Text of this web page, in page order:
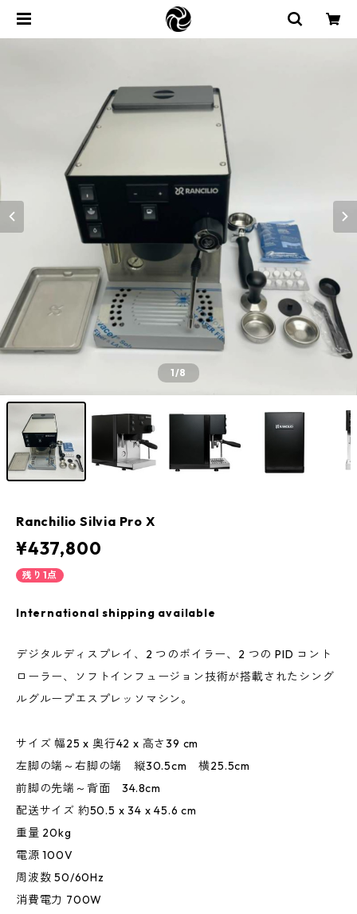
1/8
Ranchilio Silvia Pro X
¥437,800
残り1点
International shipping available
デジタルディスプレイ、2 つのボイラー、2 つの PID コント
ローラー、ソフトインフュージョン技術が搭載されたシング
ルグループエスプレッソマシン。
サイズ 幅25 x 奥行42 x 高さ39 cm
左脚の端～右脚の端 縦30.5cm 横25.5cm
前脚の先端～背面 34.8cm
配送サイズ 約50.5 x 34 x 45.6 cm
重量 20kg
電源 100V
周波数 50/60Hz
消費電力 700W